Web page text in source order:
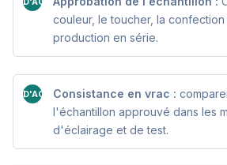
couleur, le toucher, la
production en série.
D'ACCORDConsistance en vrac :
l'échantillon approuvé dans les
d'éclairage et de test.